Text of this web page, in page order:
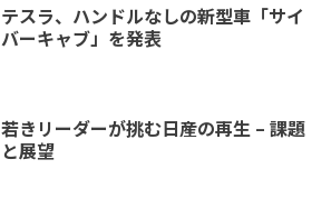
テスラ、ハンドルなしの新型車「サイ
バーキャブ」を発表
若きリーダーが挑む日産の再生 – 課題
と展望